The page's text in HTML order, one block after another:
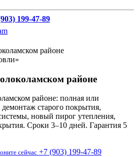
199-47-89
районе
районе: полная или
старого покрытия,
новый пирог утепления,
Сроки 3–10 дней. Гарантия 5
сейчас +7 (903) 199-47-89